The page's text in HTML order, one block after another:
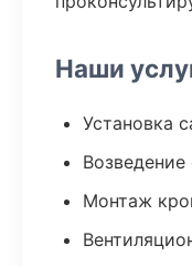
Наши
Установка
Возведение
Монтаж